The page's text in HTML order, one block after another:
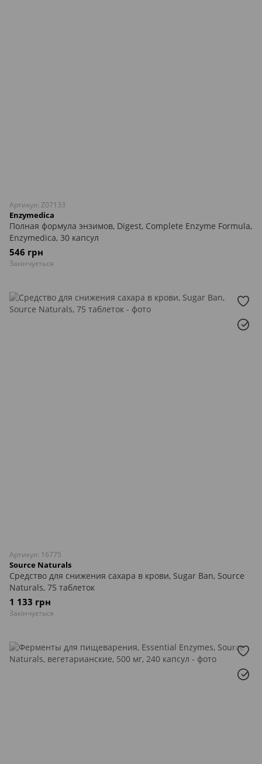
Артикул: Z07133
Enzymedica
Полная формула энзимов, Digest, Complete Enzyme Formula,
Enzymedica, 30 капсул
546 грн
Закінчується
Артикул: 16775
Source Naturals
Средство для снижения сахара в крови, Sugar Ban, Source
Naturals, 75 таблеток
1 133 грн
Закінчується